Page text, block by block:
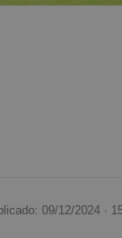
09/12/2024 ·